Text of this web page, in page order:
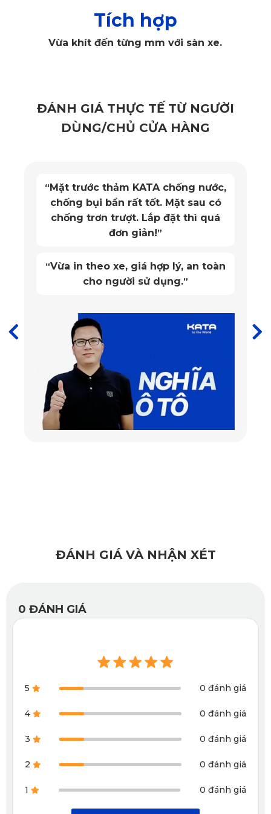
Thảm lót sàn BMW iX3 - SUV có viền vải dù 140D mềm
mại, chắc chắn không bám bụi
ngấm nước, chắc chắn được đo đạc cực kỳ tỉ mỉ, tránh sàn
xe tiếp xúc trực tiếp với thảm gây trầy xước, tổn thương tới
sàn nỉ của xe.
Logo thép không gỉ chắc chắn tinh thể được dập trên
thảm làm tăng độ nhận diện thương hiệu, tạo độ sang
trọng cho thảm.
Xem thêm >>>thảm lót sàn xe BMW X7
Quy trình sản xuất thảm lót sàn BMW iX3
bảo rằng mọi chi tiết thiết kế trên thảm đều có công dụng
Tích hợp
Vừa khít đến từng mm với sàn xe.
ĐÁNH GIÁ THỰC TẾ TỪ NGƯỜI
DÙNG/CHỦ CỬA HÀNG
“Mặt trước thảm KATA chống nước,
chống bụi bẩn rất tốt. Mặt sau có
chống trơn trượt. Lắp đặt thì quá
đơn giản!”
“Vừa in theo xe, giá hợp lý, an toàn
cho người sử dụng.”
ĐÁNH GIÁ VÀ NHẬN XÉT
0 ĐÁNH GIÁ
5 0 đánh giá
4 0 đánh giá
3 0 đánh giá
2 0 đánh giá
1 0 đánh giá